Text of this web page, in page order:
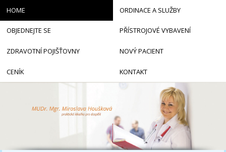
HOME ORDINACE A SLUŽBY
OBJEDNEJTE SE PŘÍSTROJOVÉ VYBAVENÍ
ZDRAVOTNÍ POJIŠŤOVNY NOVÝ PACIENT
CENÍK KONTAKT